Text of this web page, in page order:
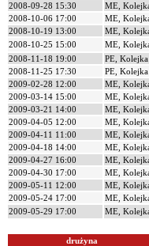
2008-09-28 15:30
ME,
2008-10-06 17:00
ME,
2008-10-19 13:00
ME,
2008-10-25 15:00
ME,
2008-11-18 19:00
PE, Kolejka
2008-11-25 17:30
PE,
2009-02-28 12:00
ME,
2009-03-14 15:00
ME,
2009-03-21 14:00
ME,
2009-04-05 12:00
ME,
2009-04-11 11:00
ME,
2009-04-18 14:00
ME,
2009-04-27 16:00
ME,
2009-04-30 17:00
ME,
2009-05-11 12:00
ME,
2009-05-24 17:00
ME,
2009-05-29 17:00
ME,
drużyna